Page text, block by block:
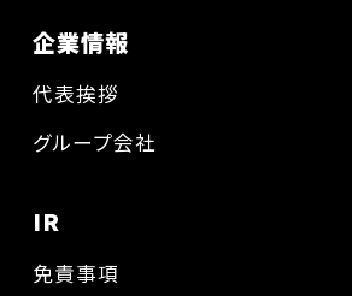
企業情報
代表挨拶
グループ会社
IR
免責事項